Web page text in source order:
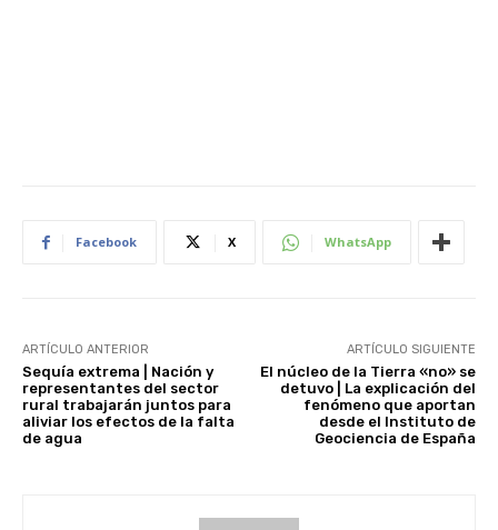
Facebook X WhatsApp
ARTÍCULO ANTERIOR
Sequía extrema | Nación y
representantes del sector
rural trabajarán juntos para
aliviar los efectos de la falta
de agua
ARTÍCULO SIGUIENTE
El núcleo de la Tierra «no» se
detuvo | La explicación del
fenómeno que aportan
desde el Instituto de
Geociencia de España